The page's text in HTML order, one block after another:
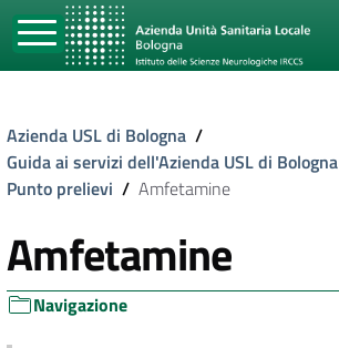
Azienda USL di Bologna /
Guida ai servizi dell'Azienda USL di Bologna
Punto prelievi / Amfetamine
Amfetamine
Navigazione